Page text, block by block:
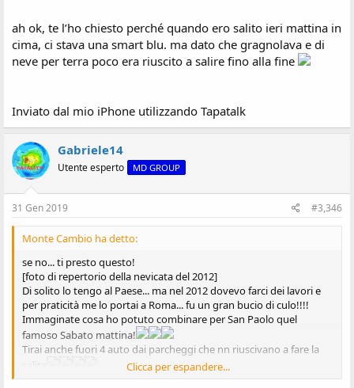
ah ok, te l’ho chiesto perché quando ero salito ieri mattina in
cima, ci stava una smart blu. ma dato che gragnolava e di
neve per terra poco era riuscito a salire fino alla fine
Inviato dal mio iPhone utilizzando Tapatalk
Gabriele14
Utente esperto MD GROUP
31 Gen 2019 #3,346
Monte Cambio ha detto:
se no... ti presto questo!
[foto di repertorio della nevicata del 2012]
Di solito lo tengo al Paese... ma nel 2012 dovevo farci dei lavori e
per praticità me lo portai a Roma... fu un gran bucio di culo!!!!
Immaginate cosa ho potuto combinare per San Paolo quel
famoso Sabato mattina!
Tirai anche fuori 4 auto dai parcheggi che nn riuscivano a fare la
salita
Clicca per espandere...